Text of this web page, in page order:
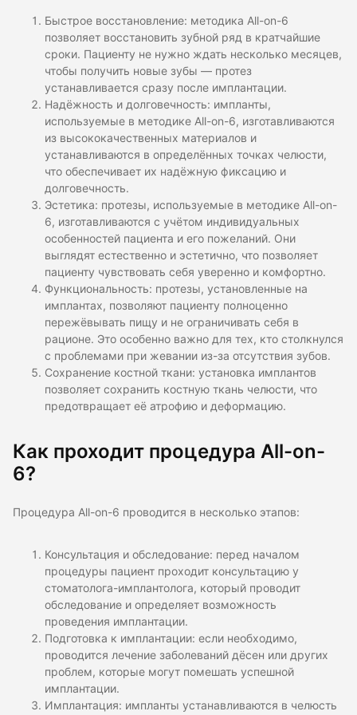
Быстрое восстановление: методика All-on-6
позволяет восстановить зубной ряд в кратчайшие
сроки. Пациенту не нужно ждать несколько месяцев,
чтобы получить новые зубы — протез
устанавливается сразу после имплантации.
Надёжность и долговечность: импланты,
используемые в методике All-on-6, изготавливаются
из высококачественных материалов и
устанавливаются в определённых точках челюсти,
что обеспечивает их надёжную фиксацию и
долговечность.
Эстетика: протезы, используемые в методике All-on-
6, изготавливаются с учётом индивидуальных
особенностей пациента и его пожеланий. Они
выглядят естественно и эстетично, что позволяет
пациенту чувствовать себя уверенно и комфортно.
Функциональность: протезы, установленные на
имплантах, позволяют пациенту полноценно
пережёвывать пищу и не ограничивать себя в
рационе. Это особенно важно для тех, кто столкнулся
с проблемами при жевании из-за отсутствия зубов.
Сохранение костной ткани: установка имплантов
позволяет сохранить костную ткань челюсти, что
предотвращает её атрофию и деформацию.
Как проходит процедура All-on-
6?
Процедура All-on-6 проводится в несколько этапов:
Консультация и обследование: перед началом
процедуры пациент проходит консультацию у
стоматолога-имплантолога, который проводит
обследование и определяет возможность
проведения имплантации.
Подготовка к имплантации: если необходимо,
проводится лечение заболеваний дёсен или других
проблем, которые могут помешать успешной
имплантации.
Имплантация: импланты устанавливаются в челюсть